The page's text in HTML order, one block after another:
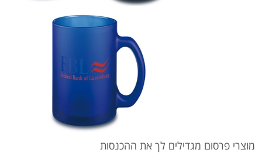
מוצרי פרסום מגדילים לך את ההכנסות